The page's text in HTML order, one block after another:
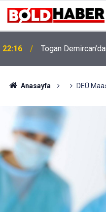
19:32 Sıcak Havalarda
Anasayfa DEÜ